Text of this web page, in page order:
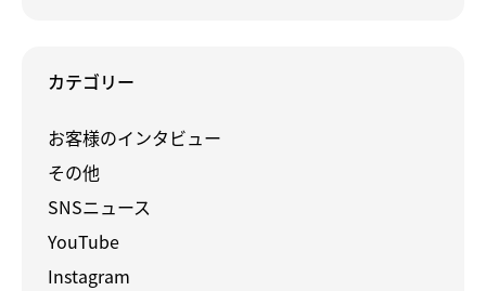
カテゴリー
お客様のインタビュー
その他
SNSニュース
YouTube
Instagram